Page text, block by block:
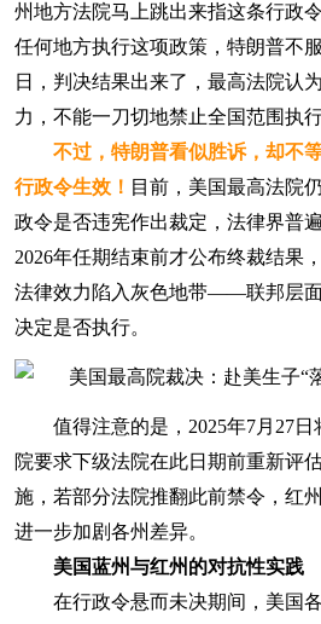
州地方法院马上跳出来指这条行政
任何地方执行这项政策，特朗普不
日，判决结果出来了，最高法院认
力，不能一刀切地禁止全国范围执
不过，特朗普看似胜诉，却不
行政令生效！ 目前，美国最高法院
政令是否违宪作出裁定，法律界普
2026年任期结束前才公布终裁结果
法律效力陷入灰色地带——联邦层
决定是否执行。
值得注意的是，2025年7月27日
院要求下级法院在此日期前重新评
施，若部分法院推翻此前禁令，红
进一步加剧各州差异。
美国蓝州与红州的对抗性实践
在行政令悬而未决期间，美国各